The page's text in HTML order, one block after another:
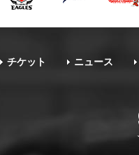
チケット ニュース